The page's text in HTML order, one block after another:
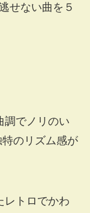
せない曲を５
調でノリのい
のリズム感が
レトロでかわ